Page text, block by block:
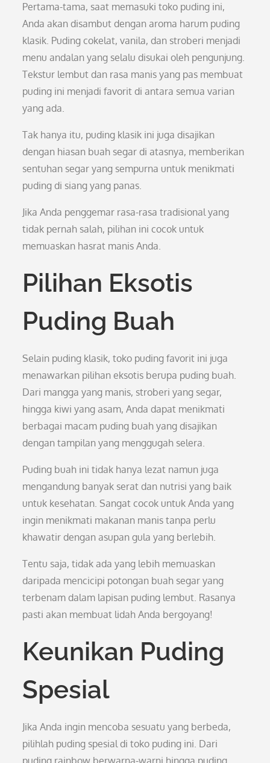
Pertama-tama, saat memasuki toko puding ini,
Anda akan disambut dengan aroma harum puding
klasik. Puding cokelat, vanila, dan stroberi menjadi
menu andalan yang selalu disukai oleh pengunjung.
Tekstur lembut dan rasa manis yang pas membuat
puding ini menjadi favorit di antara semua varian
yang ada.
Tak hanya itu, puding klasik ini juga disajikan
dengan hiasan buah segar di atasnya, memberikan
sentuhan segar yang sempurna untuk menikmati
puding di siang yang panas.
Jika Anda penggemar rasa-rasa tradisional yang
tidak pernah salah, pilihan ini cocok untuk
memuaskan hasrat manis Anda.
Pilihan Eksotis
Puding Buah
Selain puding klasik, toko puding favorit ini juga
menawarkan pilihan eksotis berupa puding buah.
Dari mangga yang manis, stroberi yang segar,
hingga kiwi yang asam, Anda dapat menikmati
berbagai macam puding buah yang disajikan
dengan tampilan yang menggugah selera.
Puding buah ini tidak hanya lezat namun juga
mengandung banyak serat dan nutrisi yang baik
untuk kesehatan. Sangat cocok untuk Anda yang
ingin menikmati makanan manis tanpa perlu
khawatir dengan asupan gula yang berlebih.
Tentu saja, tidak ada yang lebih memuaskan
daripada mencicipi potongan buah segar yang
terbenam dalam lapisan puding lembut. Rasanya
pasti akan membuat lidah Anda bergoyang!
Keunikan Puding
Spesial
Jika Anda ingin mencoba sesuatu yang berbeda,
pilihlah puding spesial di toko puding ini. Dari
puding rainbow berwarna-warni hingga puding